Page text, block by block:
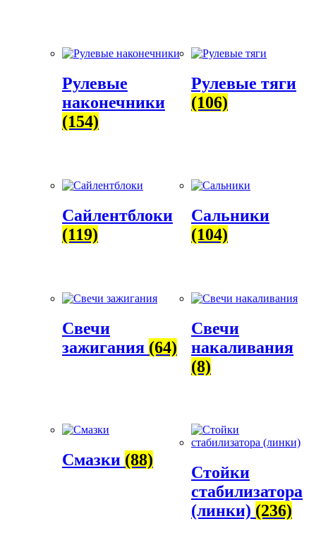
Рулевые
наконечники
(154)
Рулевые тяги
(106)
Сайлентблоки
(119)
Сальники
(104)
Свечи
зажигания (64)
Свечи
накаливания
(8)
Смазки (88)
Стойки
стабилизатора
(линки) (236)